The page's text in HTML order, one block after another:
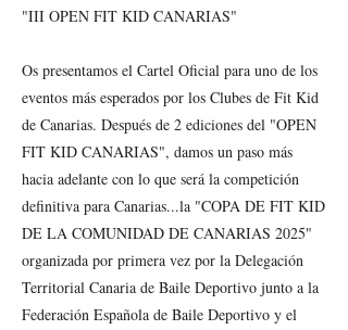
"III OPEN FIT KID CANARIAS"
Os presentamos el Cartel Oficial para uno de los
eventos más esperados por los Clubes de Fit Kid
de Canarias. Después de 2 ediciones del "OPEN
FIT KID CANARIAS", damos un paso más
hacia adelante con lo que será la competición
definitiva para Canarias...la "COPA DE FIT KID
DE LA COMUNIDAD DE CANARIAS 2025"
organizada por primera vez por la Delegación
Territorial Canaria de Baile Deportivo junto a la
Federación Española de Baile Deportivo y el